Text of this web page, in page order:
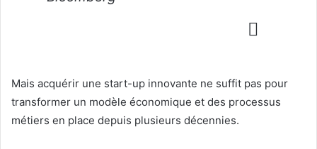
Mais acquérir une start-up innovante ne suffit pas pour
transformer un modèle économique et des processus
métiers en place depuis plusieurs décennies.